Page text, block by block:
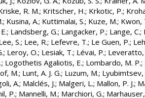
R. M.; Kritscher, H.; Krkotic, P.;
; Kusina, A.; Kuttimalai, S.; Kuze, M.; Kwon,
; Landsberg, G.; Langacker, P.; Lange, C.;
S.; Lee, R.; Lefevre, T.; Le Guen, P.;
; Leroy, O.; Lesiak, T.; Lévai, P.; Leveratto,
; Logothetis Agaliotis, E.; Lombardo, M. P.;
M.; Lunt, A. J. G.; Luzum, M.; Lyubimtsev,
A.; Malclés, J.; Malgeri, L.; Mallon, P. J.;
P.; Mannelli, M.; Marchiori, G.;